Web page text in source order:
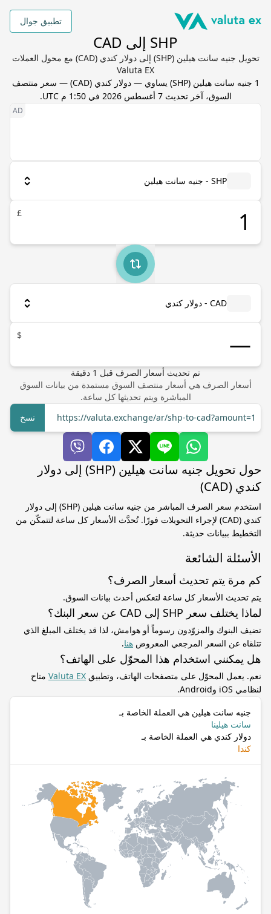
تطبيق جوال
SHP إلى CAD
تحويل جنيه سانت هيلين (SHP) إلى دولار كندي (CAD) مع محول العملات
Valuta EX
1 جنيه سانت هيلين (
SHP) يساوي— دولار كندي (
CAD) — سعر منتصف
السوق، آخر تحديث7 أغسطس 2026 في 1:50 م UTC .
SHP - جنيه سانت هيلين
£
CAD - دولار كندي
$
تم تحديث أسعار الصرف قبل 1 دقيقة
أسعار الصرف هي أسعار منتصف السوق مستمدة من بيانات السوق
المباشرة ويتم تحديثها كل ساعة.
https://valuta.exchange/ar/shp-to-cad?amount=1
نسخ
حول تحويل جنيه سانت هيلين (SHP) إلى دولار
كندي (CAD)
استخدم سعر الصرف المباشر من جنيه سانت هيلين (SHP) إلى دولار
كندي (CAD) لإجراء التحويلات فورًا. تُحدَّث الأسعار كل ساعة لتتمكّن من
التخطيط ببيانات حديثة.
الأسئلة الشائعة
كم مرة يتم تحديث أسعار الصرف؟
يتم تحديث الأسعار كل ساعة لتعكس أحدث بيانات السوق.
لماذا يختلف سعر SHP إلى CAD عن سعر البنك؟
تضيف البنوك والمزوّدون رسوماً أو هوامش، لذا قد يختلف المبلغ الذي
تتلقاه عن السعر المرجعي المعروض هنا.
هل يمكنني استخدام هذا المحوّل على الهاتف؟
نعم. يعمل المحوّل على متصفحات الهاتف، وتطبيق Valuta EX متاح
لنظامي iOS وAndroid.
جنيه سانت هيلين هي العملة الخاصة بـ
سانت هيلينا
دولار كندي هي العملة الخاصة بـ
كندا